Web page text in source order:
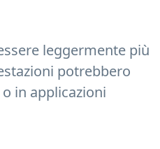
leggermente più
potrebbero
in applicazioni